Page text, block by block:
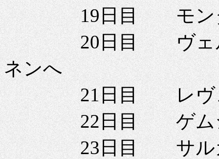
19日目 モンタニ
20日目 ヴェルザ
ネンへ
21日目 レヴェン
22日目 ゲムシュ
23日目 サルガ